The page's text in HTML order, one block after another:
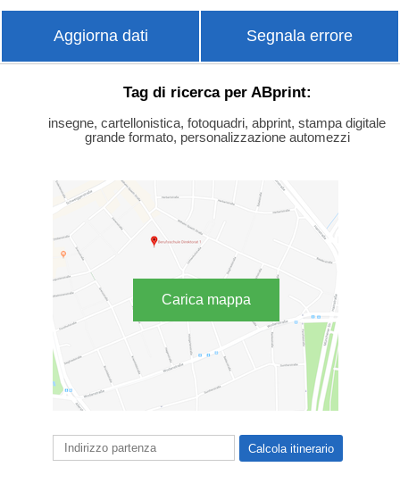
Aggiorna dati Segnala errore
Tag di ricerca per ABprint:
insegne, cartellonistica, fotoquadri, abprint, stampa digitale
grande formato, personalizzazione automezzi
Carica mappa